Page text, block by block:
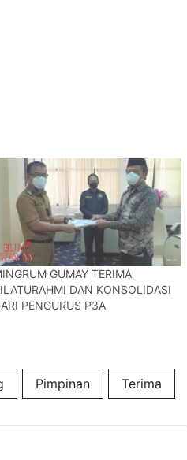
GUMAY TERIMA
DAN KONSOLIDASI
PENGURUS P3A
Pimpinan Terima